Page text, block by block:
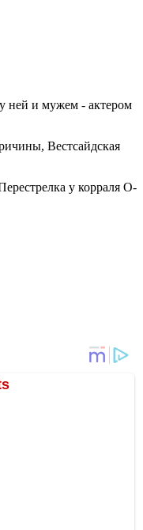
ней и мужем - актером
Вестсайдская
у корраля О-